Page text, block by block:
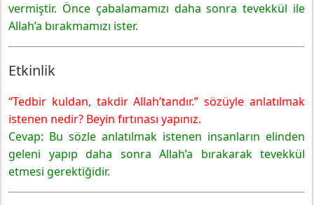
vermiştir. Önce çabalamamızı daha sonra tevekkül ile
Allah’a bırakmamızı ister.
Etkinlik
“Tedbir kuldan, takdir Allah’tandır.” sözüyle anlatılmak
istenen nedir? Beyin fırtınası yapınız.
Cevap: Bu sözle anlatılmak istenen insanların elinden
geleni yapıp daha sonra Allah’a bırakarak tevekkül
etmesi gerektiğidir.